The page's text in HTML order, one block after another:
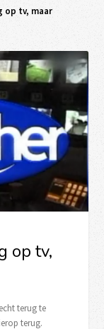
op tv, maar
op tv,
terug te
terug.